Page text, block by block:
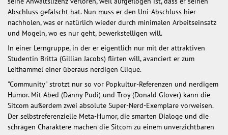
Abschluss gefälscht hat. Nun muss er den Uni-Abschluss hier
nachholen, was er natürlich wieder durch minimalen Arbeitseinsatz
und Mogeln, wo es nur geht, bewerkstelligen will.
In einer Lerngruppe, in der er eigentlich nur mit der attraktiven
Studentin Britta (Gillian Jacobs) flirten will, avanciert er zum
Leithammel einer überaus nerdigen Clique.
"Community" strotzt nur so vor Popkultur-Referenzen und nerdigem
Humor. Mit Abed (Danny Pudi) und Troy (Donald Glover) kann die
Sitcom außerdem zwei absolute Super-Nerd-Exemplare vorweisen.
Der selbstreferenzielle Meta-Humor, die smarten Dialoge und die
schrägen Charaktere machen die Sitcom zu einem unverzichtbaren